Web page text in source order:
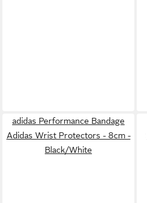
adidas Performance Bandage
Adidas Wrist Protectors - 8cm -
Black/White